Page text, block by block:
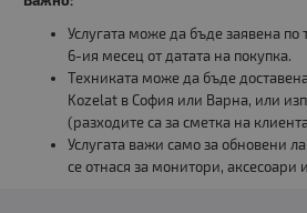
Услугата може да бъде заявена
6-ия месец от датата на покупка.
Техниката може да бъде
Kozelat в София или Варна, или
(разходите са за сметка на
Услугата важи само за обновени
се отнася за монитори, аксесоари